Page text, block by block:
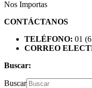
Nos Importas
CONTÁCTANOS
TELÉFONO: 01
CORREO
Buscar:
Buscar